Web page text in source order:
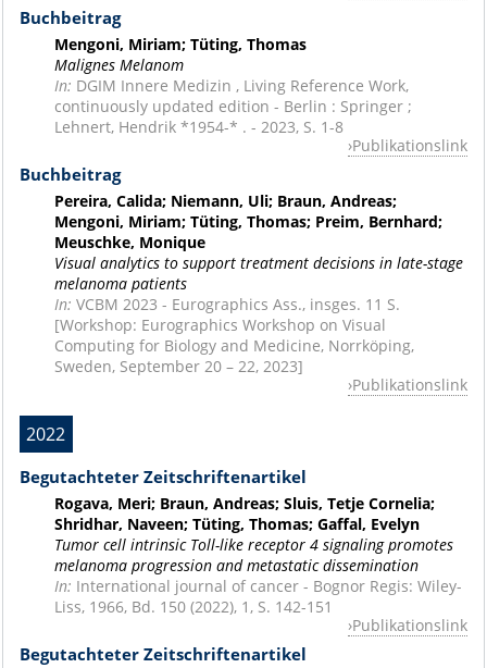
Buchbeitrag
Mengoni, Miriam; Tüting, Thomas
Malignes Melanom
In: DGIM Innere Medizin , Living Reference Work,
continuously updated edition - Berlin : Springer ;
Lehnert, Hendrik *1954-* . - 2023, S. 1-8
Publikationslink
Buchbeitrag
Pereira, Calida; Niemann, Uli; Braun, Andreas;
Mengoni, Miriam; Tüting, Thomas; Preim, Bernhard;
Meuschke, Monique
Visual analytics to support treatment decisions in late-stage
melanoma patients
In: VCBM 2023 - Eurographics Ass., insges. 11 S.
[Workshop: Eurographics Workshop on Visual
Computing for Biology and Medicine, Norrköping,
Sweden, September 20 – 22, 2023]
Publikationslink
2022
Begutachteter Zeitschriftenartikel
Rogava, Meri; Braun, Andreas; Sluis, Tetje Cornelia;
Shridhar, Naveen; Tüting, Thomas; Gaffal, Evelyn
Tumor cell intrinsic Toll-like receptor 4 signaling promotes
melanoma progression and metastatic dissemination
In: International journal of cancer - Bognor Regis: Wiley-
Liss, 1966, Bd. 150 (2022), 1, S. 142-151
Publikationslink
Begutachteter Zeitschriftenartikel